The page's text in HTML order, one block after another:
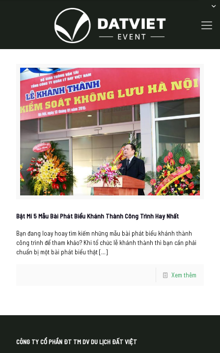
Bật Mí 5 Mẫu Bài Phát Biểu Khánh Thành Công Trình Hay Nhất
Bạn đang loay hoay tìm kiếm những mẫu bài phát biểu khánh thành
công trình để tham khảo? Khi tổ chức lễ khánh thành thì bạn cần phải
chuẩn bị một bài phát biểu thật[…]
Xem thêm
CÔNG TY CỔ PHẦN ĐT TM DV DU LỊCH ĐẤT VIỆT